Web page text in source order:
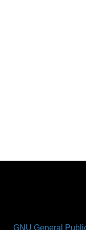
GNU General